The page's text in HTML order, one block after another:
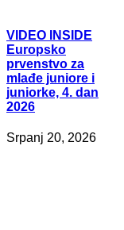
VIDEO INSIDE
Europsko
prvenstvo za
mlađe juniore i
juniorke, 4. dan
2026
Srpanj 20, 2026